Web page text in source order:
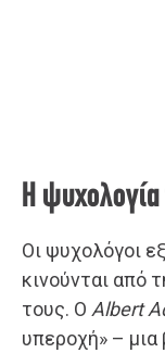
Η
Οι ψυχολόγοι
κινούνται από
τους. Ο Albert
υπεροχή» –